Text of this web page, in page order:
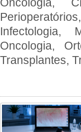
Oncologia,
Infectologia,
Oncologia,
Transplantes,